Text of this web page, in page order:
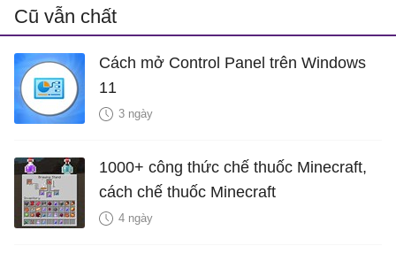
Cũ vẫn chất
Cách mở Control Panel trên Windows
11
3 ngày
1000+ công thức chế thuốc Minecraft,
cách chế thuốc Minecraft
4 ngày